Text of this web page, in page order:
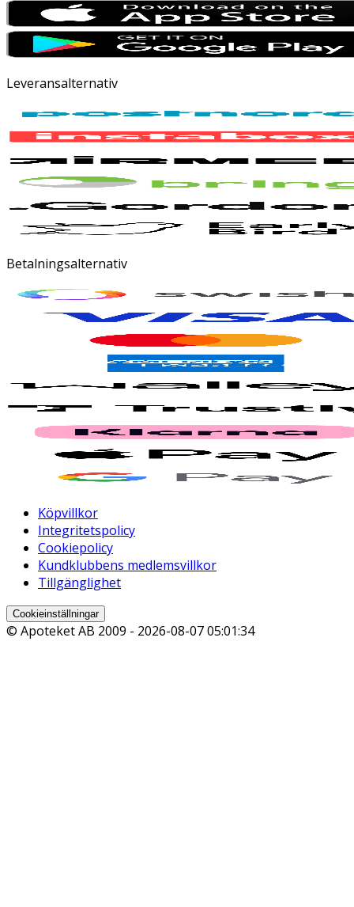
Leveransalternativ
Betalningsalternativ
Köpvillkor
Integritetspolicy
Cookiepolicy
Kundklubbens medlemsvillkor
Tillgänglighet
Cookieinställningar
© Apoteket AB 2009 - 2026-08-07 05:01:34